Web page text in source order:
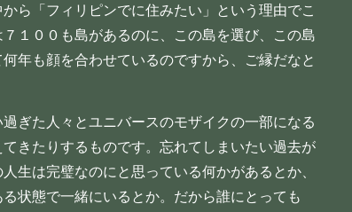
ら「フィリピンでに住みたい」という理由でこ
１００も島があるのに、この島を選び、この島
年も顔を合わせているのですから、ご縁だなと
ぎた人々とユニバースのモザイクの一部になる
きたりするものです。忘れてしまいたい過去が
生は完璧なのにと思っている何かがあるとか、
状態で一緒にいるとか。だから誰にとっても